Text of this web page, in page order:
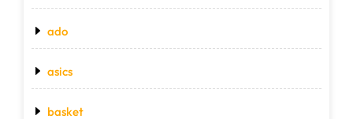
ado
asics
basket